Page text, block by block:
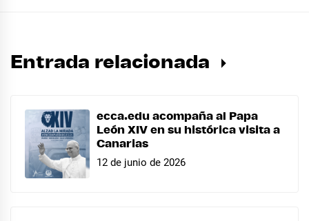
Entrada relacionada
ecca.edu acompaña al Papa
León XIV en su histórica visita a
Canarias
12 de junio de 2026